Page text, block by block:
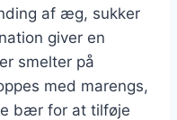
af æg, sukker
giver en
smelter på
med marengs,
bær for at tilføje